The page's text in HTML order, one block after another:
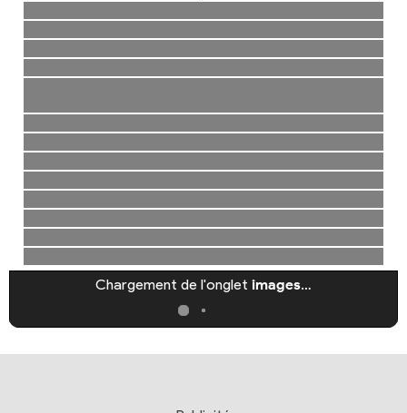
Chargement de l'onglet images…